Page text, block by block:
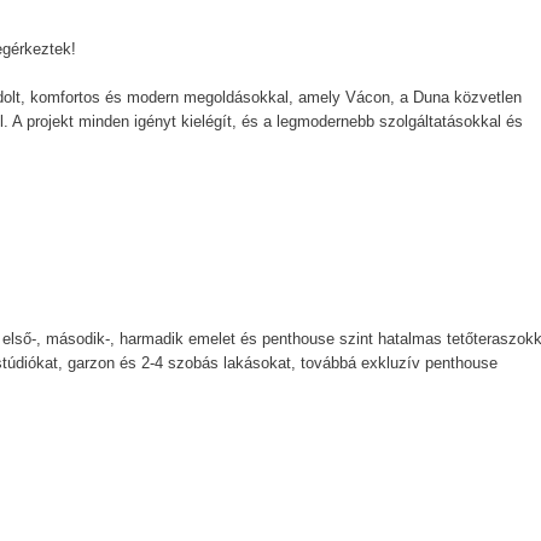
komfortos és modern megoldásokkal, amely Vácon, a Duna közvetlen
projekt minden igényt kielégít, és a legmodernebb szolgáltatásokkal és
, második-, harmadik emelet és penthouse szint hatalmas
garzon és 2-4 szobás lakásokat, továbbá exkluzív penthouse